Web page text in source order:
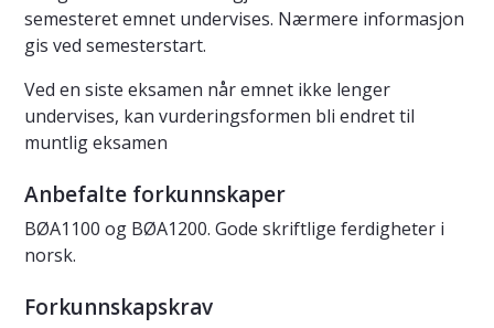
semesteret emnet undervises. Nærmere informasjon
gis ved semesterstart.
Ved en siste eksamen når emnet ikke lenger
undervises, kan vurderingsformen bli endret til
muntlig eksamen
Anbefalte forkunnskaper
BØA1100 og BØA1200. Gode skriftlige ferdigheter i
norsk.
Forkunnskapskrav